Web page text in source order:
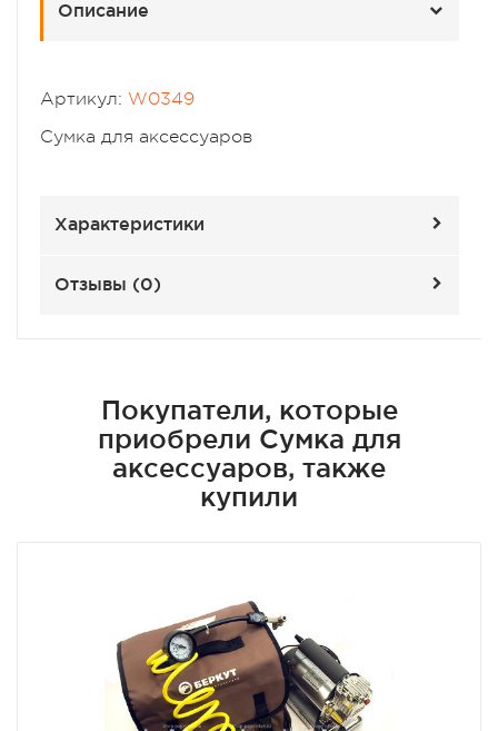
Описание
Артикул: W0349
Сумка для аксессуаров
Характеристики
Отзывы (0)
Покупатели, которые
приобрели Сумка для
аксессуаров, также
купили